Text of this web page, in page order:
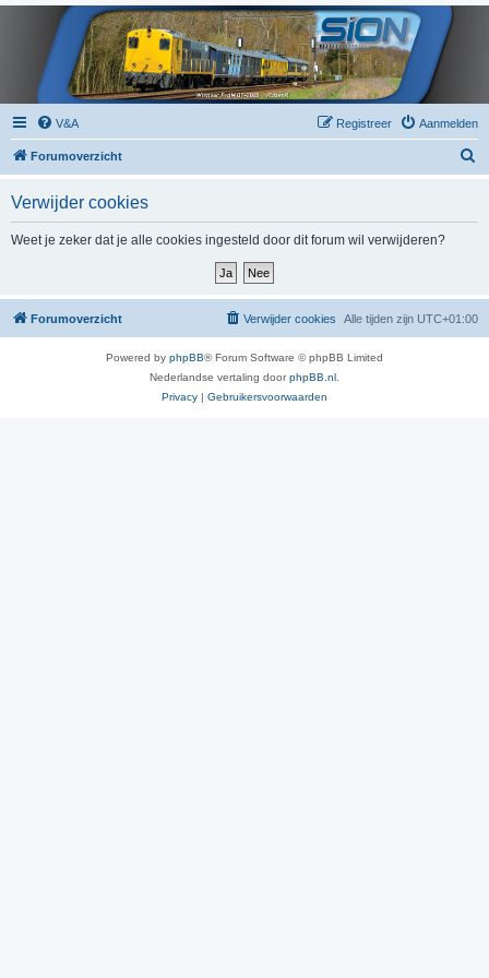
V&A Aanmelden
Registreer
Forumoverzicht
Verwijder cookies
Weet je zeker dat je alle cookies ingesteld door dit forum wil verwijderen?
Forumoverzicht Alle tijden zijn UTC+01:00
Verwijder cookies
Powered by phpBB® Forum Software © phpBB Limited
Nederlandse vertaling doorphpBB.nl
Privacy | Gebruikersvoorwaarden